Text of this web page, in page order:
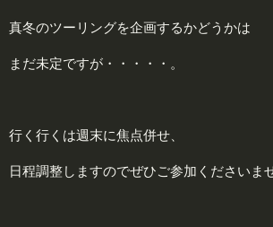
真冬のツーリングを企画するかどうかは
まだ未定ですが・・・・・。
行く行くは週末に焦点併せ、
日程調整しますのでぜひご参加くださいま